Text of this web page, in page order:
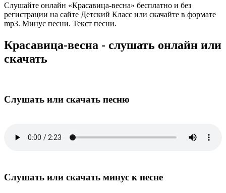
Слушайте онлайн «Красавица-весна» бесплатно и без
регистрации на сайте Детский Класс или скачайте в формате
mp3. Минус песни. Текст песни.
Красавица-весна - слушать онлайн или
скачать
Слушать или скачать песню
Слушать или скачать минус к песне